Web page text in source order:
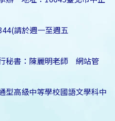
請於週一至週五
秘書：陳麗明老師 網站管
型高級中等學校國語文學科中